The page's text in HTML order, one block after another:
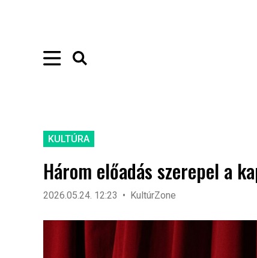
KULTÚRA
Három előadás szerepel a
2026.05.24. 12:23 KultúrZone